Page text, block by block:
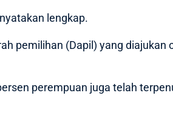
lengkap.
pemilihan (Dapil) yang diajukan
perempuan juga telah